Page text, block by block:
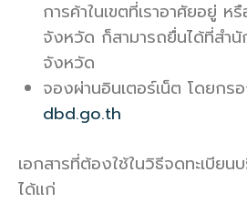
การค้าในเขตที่เราอาศัยอยู่ ห
จังหวัด ก็สามารถยื่นได้ที่สำ
จังหวัด
จองผ่านอินเตอร์เน็ต โดยกร
dbd.go.th
เอกสารที่ต้องใช้ในวิธีจดทะเบีย
ได้แก่